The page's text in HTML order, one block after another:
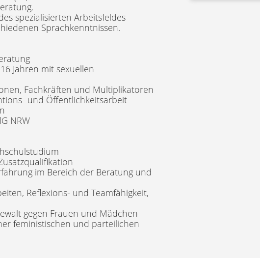
spezialisierten Arbeitsfeldes
Sprachkenntnissen.
Jahren mit sexuellen
Fachkräften und Multiplikatoren
und Öffentlichkeitsarbeit
NRW
im Bereich der Beratung und
Reflexions- und Teamfähigkeit,
gegen Frauen und Mädchen
feministischen und parteilichen